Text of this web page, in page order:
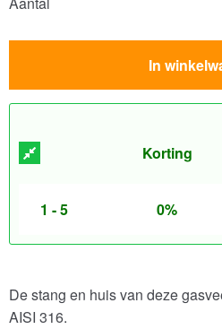
In
Korting
1 - 5 0%
De stang en huis van deze
AISI 316.